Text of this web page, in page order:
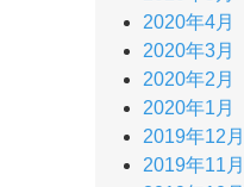
2020年4月
2020年3月
2020年2月
2020年1月
2019年12月
2019年11月